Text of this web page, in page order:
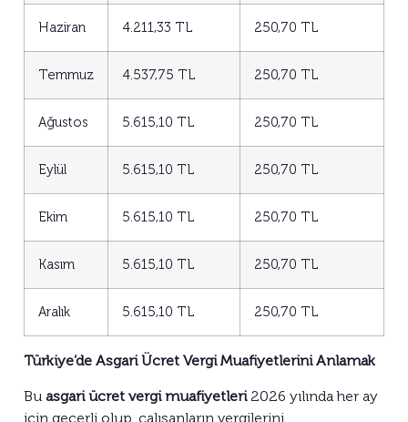
Haziran 4.211,33 TL 250,70 TL
Temmuz 4.537,75 TL 250,70 TL
Ağustos 5.615,10 TL 250,70 TL
Eylül 5.615,10 TL 250,70 TL
Ekim 5.615,10 TL 250,70 TL
Kasım 5.615,10 TL 250,70 TL
Aralık 5.615,10 TL 250,70 TL
Türkiye’de Asgari Ücret Vergi Muafiyetlerini Anlamak
Bu asgari ücret vergi muafiyetleri2026 yılında her ay
için geçerli olup, çalışanların vergilerini